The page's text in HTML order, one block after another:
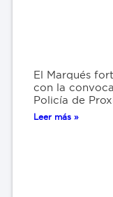
El Marqués
con la
Policía de
Leer más »